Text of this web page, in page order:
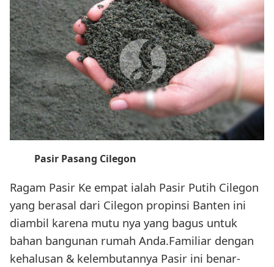
Pasir Pasang Cilegon
Ragam Pasir Ke empat ialah Pasir Putih Cilegon
yang berasal dari Cilegon propinsi Banten ini
diambil karena mutu nya yang bagus untuk
bahan bangunan rumah Anda.Familiar dengan
kehalusan & kelembutannya Pasir ini benar-